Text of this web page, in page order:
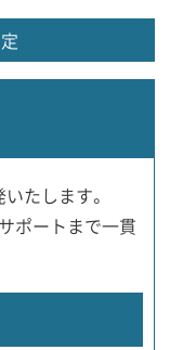
たします。
ポートまで一貫